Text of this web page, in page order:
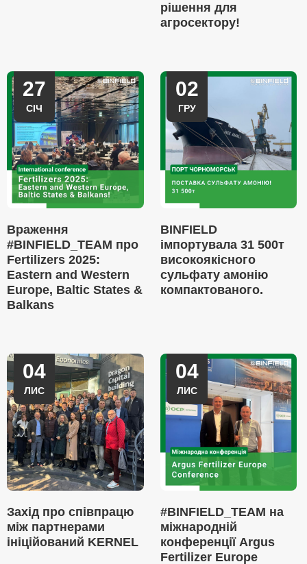
рішення для
агросектору!
27
СІЧ
Враження
#BINFIELD_TEAM про
Fertilizers 2025:
Eastern and Western
Europe, Baltic States &
Balkans
02
ГРУ
BINFIELD
імпортувала 31 500т
високоякісного
сульфату амонію
компактованого.
04
ЛИС
Захід про співпрацю
між партнерами
ініційований KERNEL
04
ЛИС
#BINFIELD_TEAM на
міжнародній
конференції Argus
Fertilizer Europe